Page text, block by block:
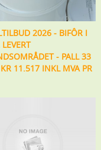
2026 - BIFÔR I
- PALL 33
11.517 INKL MVA PR